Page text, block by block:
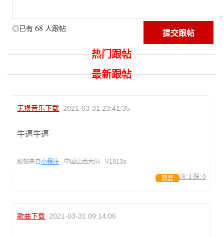
◎已有 68 人跟帖
热门跟帖
最新跟帖
无损音乐下载 2021-03-31 23:41:35
牛逼牛逼
跟帖来自小程序 · 中国山西大同 · V1813a
顶: 1 踩: 0
回复
歌曲下载 2021-03-31 09:14:06